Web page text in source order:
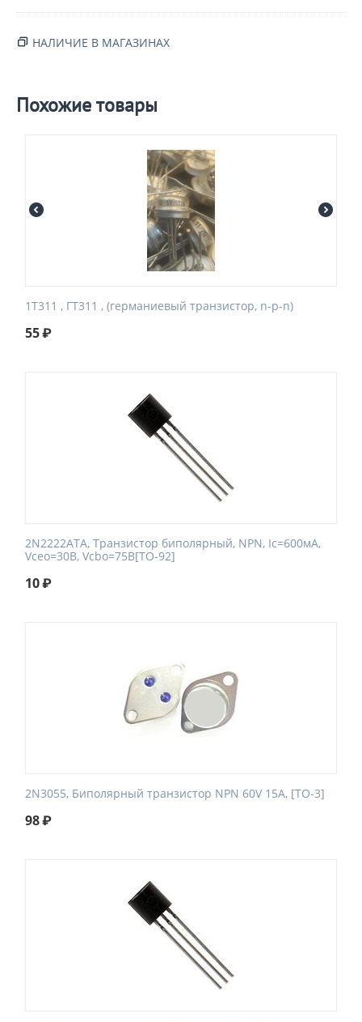
НАЛИЧИЕ В МАГАЗИНАХ
Похожие товары
1Т311 , ГТ311 , (германиевый транзистор, n-p-n)
55₽
2N2222ATA, Транзистор биполярный, NPN, Ic=600мА,
Vceo=30В, Vcbo=75В[TO-92]
10₽
2N3055, Биполярный транзистор NPN 60V 15A, [TO-3]
98₽